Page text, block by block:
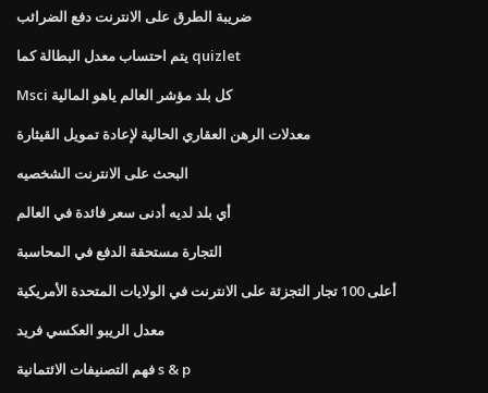
ضريبة الطرق على الانترنت دفع الضرائب
يتم احتساب معدل البطالة كما quizlet
Msci كل بلد مؤشر العالم ياهو المالية
معدلات الرهن العقاري الحالية لإعادة تمويل القيثارة
البحث على الانترنت الشخصيه
أي بلد لديه أدنى سعر فائدة في العالم
التجارة مستحقة الدفع في المحاسبة
أعلى 100 تجار التجزئة على الانترنت في الولايات المتحدة الأمريكية
معدل الريبو العكسي فريد
فهم التصنيفات الائتمانية s & p